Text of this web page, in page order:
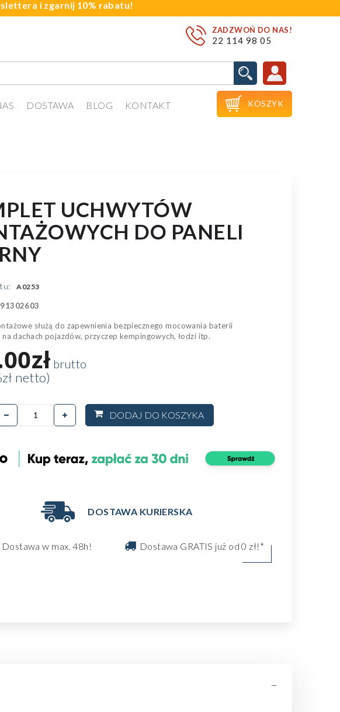
i zgarnij 10% rabatu!
ZADZWOŃ DO NAS!
22 114 98 05
DOSTAWA BLOG KONTAKT  KOSZYK
UCHWYTÓW
DO PANELI
A0253
służą do zapewnienia bezpiecznego mocowania baterii
na dachach pojazdów, przyczep kempingowych, łodzi itp.
brutto
netto)
DODAJ DO KOSZYKA
DOSTAWA KURIERSKA
Dostawa w max. 48h! Dostawa GRATIS już od 0 zł!*
-